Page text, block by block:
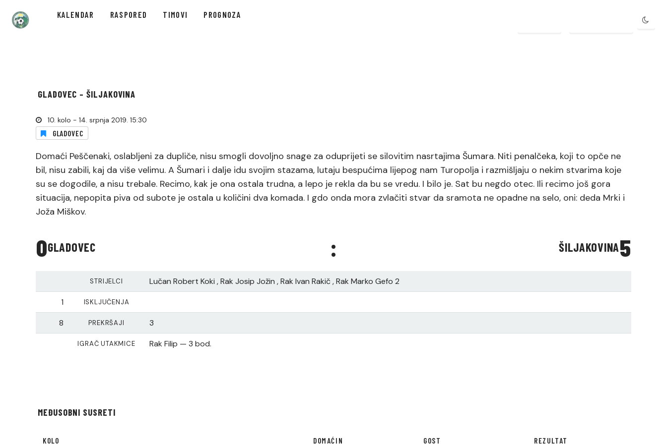
KALENDAR RASPORED TIMOVI PROGNOZA
GLADOVEC – ŠILJAKOVINA
10. kolo - 14. srpnja 2019. 15:30
GLADOVEC
Domaći Peščenaki, oslabljeni za dupliče, nisu smogli dovoljno snage za oduprijeti se silovitim nasrtajima Šumara. Niti penalčeka, koji to opče ne
bil, nisu zabili, kaj da više velimu. A Šumari i dalje idu svojim stazama, lutaju bespućima lijepog nam Turopolja i razmišljaju o nekim stvarima koje
su se dogodile, a nisu trebale. Recimo, kak je ona ostala trudna, a lepo je rekla da bu se vredu. I bilo je. Sat bu negdo otec. Ili recimo još gora
situacija, nepopita piva od subote je ostala u količini dva komada. I gdo onda mora zvlačiti stvar da sramota ne opadne na selo, oni: deda Mrki i
Joža Miškov.
0GLADOVEC : 5
ŠILJAKOVINA
STRIJELCI
Lučan Robert Koki , Rak Josip Jožin , Rak Ivan Rakič , Rak Marko Gefo 2
1
ISKLJUČENJA
8 PREKRŠAJI 3
IGRAČ UTAKMICE Rak Filip — 3 bod.
MEĐUSOBNI SUSRETI
KOLO DOMAĆIN GOST REZULTAT